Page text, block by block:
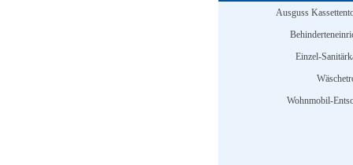
Ausguss
Einzel-
Wohnmobil-